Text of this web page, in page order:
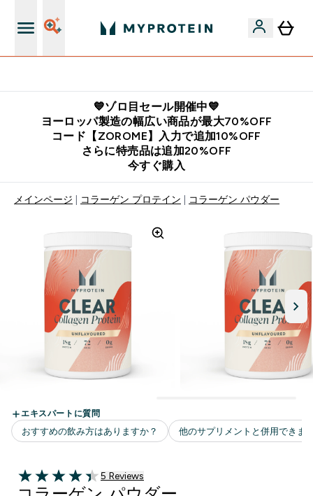
💙ゾロ目セール開催中💙
ヨーロッパ製造の幅広い商品が最大70%OFF
コード【ZOROME】入力で追加10%OFF
さらに特売品は追加20%OFF
今すぐ購入
メインページ コラーゲン プロテイン コラーゲン パウダー
4.4 out of 5 stars
5 ＋件の口コミ
5 Reviews